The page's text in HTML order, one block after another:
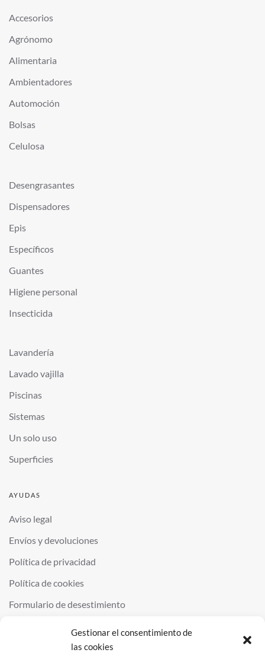
Gestionar el consentimiento de
las cookies
Accesorios
Agrónomo
Alimentaria
Ambientadores
Automoción
Bolsas
Celulosa
Desengrasantes
Dispensadores
Epis
Específicos
Guantes
Higiene personal
Insecticida
Lavandería
Lavado vajilla
Piscinas
Sistemas
Un solo uso
Superficies
AYUDAS
Aviso legal
Envíos y devoluciones
Política de privacidad
Política de cookies
Formulario de desestimiento
QUIMINOR SL. ALL RIGHTS RESERVED.